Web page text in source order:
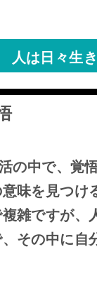
人は日々生
の中で、覚
味を見つけ
雑ですが
その中に自